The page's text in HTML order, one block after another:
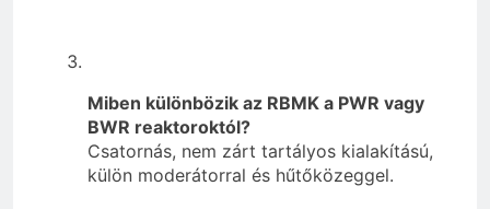
Miben különbözik az RBMK a PWR vagy
BWR reaktoroktól?
Csatornás, nem zárt tartályos kialakítású,
külön moderátorral és hűtőközeggel.